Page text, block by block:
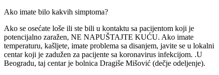
Ako imate bilo kakvih simptoma?
Ako se osećate loše ili ste bili u kontaktu sa pacijentom koji je
potencijalno zaražen, NE NAPUŠTAJTE KUĆU. Ako imate
temperaturu, kašljete, imate problema sa disanjem, javite se u lokalni
centar koji je zadužen za pacijente sa koronavirus infekcijom. .U
Beogradu, taj centar je bolnica Dragiše Mišović (dečje odeljenje).